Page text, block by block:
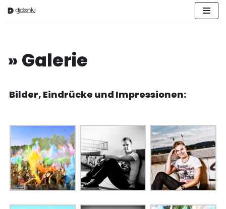
» Galerie
Bilder, Eindrücke und Impressionen: